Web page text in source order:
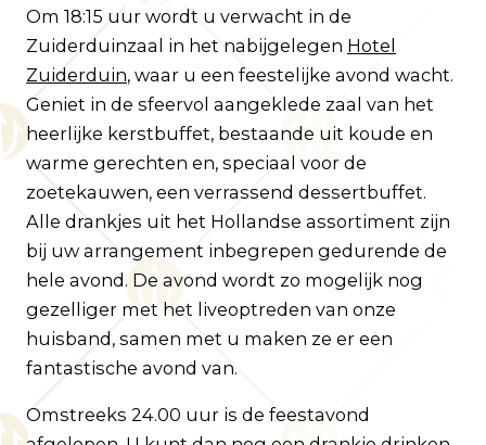
Om 18:15 uur wordt u verwacht in de
Zuiderduinzaal in het nabijgelegen Hotel
Zuiderduin, waar u een feestelijke avond wacht.
Geniet in de sfeervol aangeklede zaal van het
heerlijke kerstbuffet, bestaande uit koude en
warme gerechten en, speciaal voor de
zoetekauwen, een verrassend dessertbuffet.
Alle drankjes uit het Hollandse assortiment zijn
bij uw arrangement inbegrepen gedurende de
hele avond. De avond wordt zo mogelijk nog
gezelliger met het liveoptreden van onze
huisband, samen met u maken ze er een
fantastische avond van.
Omstreeks 24.00 uur is de feestavond